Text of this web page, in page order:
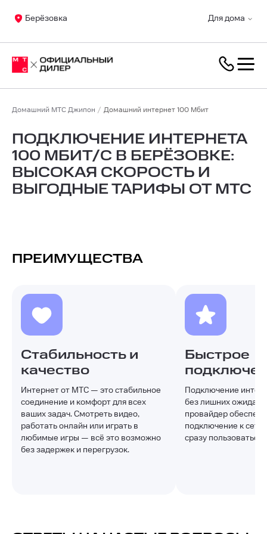
Для дома
Берёзовка
Домашний МТС Джипон Домашний интернет 100 Мбит
ПОДКЛЮЧЕНИЕ ИНТЕРНЕТА
100 МБИТ/С В БЕРЁЗОВКЕ:
ВЫСОКАЯ СКОРОСТЬ И
ВЫГОДНЫЕ ТАРИФЫ ОТ МТС
ПРЕИМУЩЕСТВА
Стабильность и
качество
Интернет от МТС — это стабильное
соединение и комфорт для всех
ваших задач. Смотреть видео,
работать онлайн или играть в
любимые игры — всё это возможно
без задержек и перегрузок.
Быстрое
Подключение
без лишних
провайдер
подключение к
сразу пользоваться